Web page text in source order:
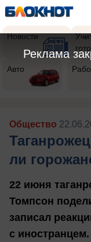
Новости
Авто
Общество
ли
22 июня
Томпсон
записал
с иностранцем.
Реклама